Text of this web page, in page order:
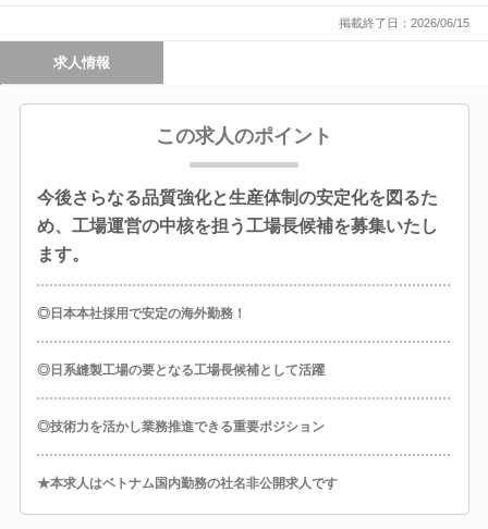
掲載終了日：2026/06/15
求人情報
この求人のポイント
今後さらなる品質強化と生産体制の安定化を図るた
め、工場運営の中核を担う工場長候補を募集いたし
ます。
◎日本本社採用で安定の海外勤務！
◎日系縫製工場の要となる工場長候補として活躍
◎技術力を活かし業務推進できる重要ポジション
★本求人はベトナム国内勤務の社名非公開求人です